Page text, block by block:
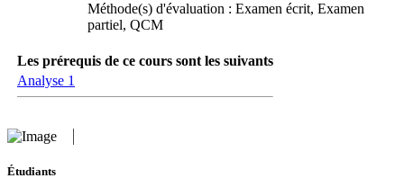
Méthode(s) d'évaluation : Examen écrit, Examen
partiel, QCM
Les prérequis de ce cours sont les suivants
Analyse 1
Étudiants